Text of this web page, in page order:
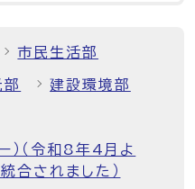
市民生活部
部 建設環境部
）（令和8年4月よ
合されました）